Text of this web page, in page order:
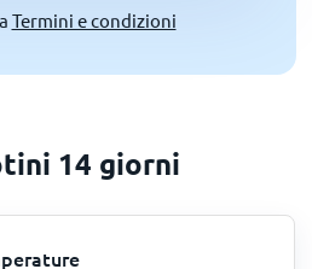
Termini e condizioni
14 giorni